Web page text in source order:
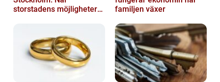
storstadens möjligheter
familjen växer